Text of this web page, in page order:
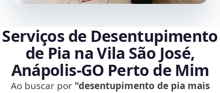
Serviços de Desentupimento
de Pia na Vila São José,
Anápolis‑GO Perto de Mim
Ao buscar por "desentupimento de pia mais